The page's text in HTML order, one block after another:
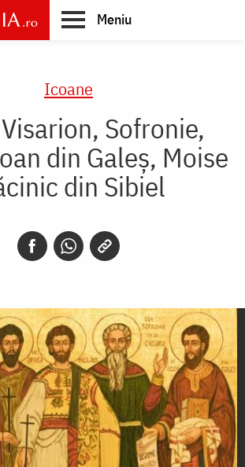
Meniu
Icoane
Sofronie,
din Galeș, Moise
din Sibiel